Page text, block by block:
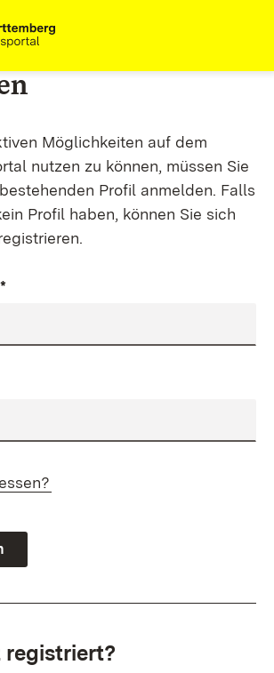
Möglichkeiten auf dem
nutzen zu können, müssen Sie
Profil anmelden. Falls
Profil haben, können Sie sich
*
registriert?